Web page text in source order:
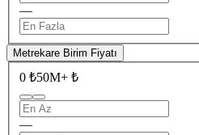
—
Metrekare Birim Fiyatı
0 ₺50M+ ₺
—